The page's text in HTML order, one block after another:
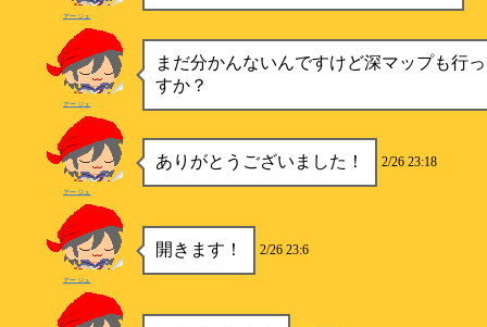
アージュ
まだ分かんないんですけど深マップも行
すか？
アージュ
ありがとうございました！ 2/26 23:18
アージュ
開きます！ 2/26 23:6
アージュ